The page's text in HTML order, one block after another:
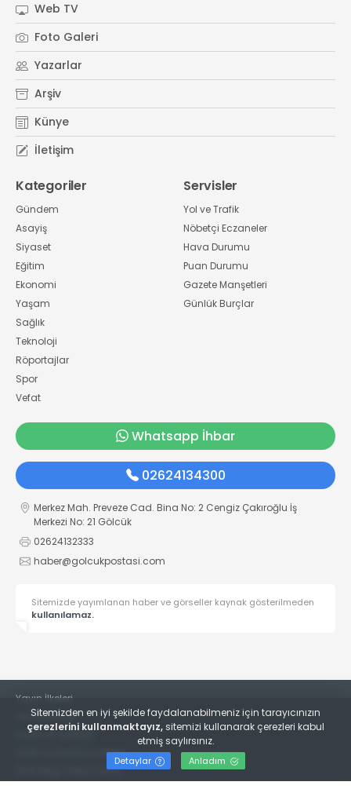
Web TV
Foto Galeri
Yazarlar
Arşiv
Künye
İletişim
Kategoriler
Gündem
Asayiş
Siyaset
Eğitim
Ekonomi
Yaşam
Sağlık
Teknoloji
Röportajlar
Spor
Vefat
Servisler
Yol ve Trafik
Nöbetçi Eczaneler
Hava Durumu
Puan Durumu
Gazete Manşetleri
Günlük Burçlar
Whatsapp İhbar
02624134300
Merkez Mah. Preveze Cad. Bina No: 2 Cengiz Çakıroğlu İş
Merkezi No: 21 Gölcük
02624132333
haber@golcukpostasi.com
Sitemizde yayımlanan haber ve görseller kaynak gösterilmeden
kullanılamaz.
Yayın İlkeleri
Veri Politikası
Kullanım Şartları
KVKK Aydınlatma Metni
KVKK Bilgi Talep Formu
Sitemizden en iyi şekilde faydalanabilmeniz için tarayıcınızın
çerezlerini kullanmaktayız, sitemizi kullanarak çerezleri kabul
etmiş saylırsınız.
Detaylar Anladım